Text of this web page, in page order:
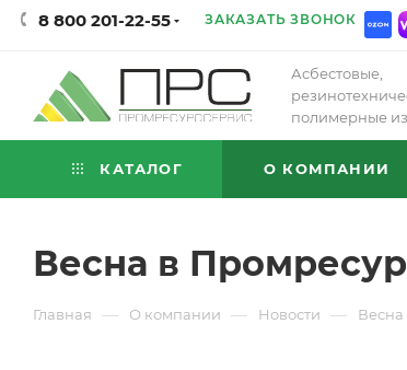
8 800 201-22-55 ЗАКАЗАТЬ ЗВОНОК
Асбестовые,
полимерные
КАТАЛОГ О КОМПАНИИ
Весна в
Главная — О компании — Новости — Весна